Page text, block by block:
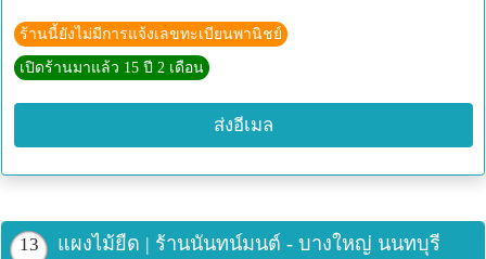
ร้านนี้ยังไม่มีการแจ้งเลขทะเบียนพานิชย์
เปิดร้านมาแล้ว 15 ปี 2 เดือน
ส่งอีเมล
13 แผงไม้ยืด | ร้านนันทน์มนต์ - บางใหญ่ นนทบุรี